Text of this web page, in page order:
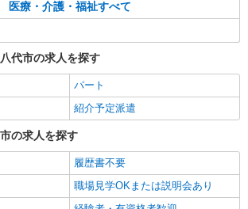
医療・介護・福祉すべて
代市の求人を探す
パート
紹介予定派遣
の求人を探す
履歴書不要
職場見学OKまたは説明会あり